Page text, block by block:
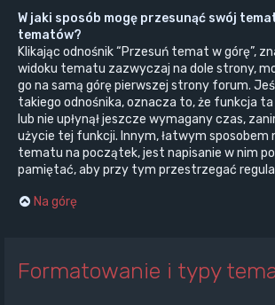
W jaki sposób mogę przesunąć swój
tematów?
Klikając odnośnik “Przesuń temat w górę”,
widoku tematu zazwyczaj na dole strony,
go na samą górę pierwszej strony forum.
takiego odnośnika, oznacza to, że funkcja
lub nie upłynął jeszcze wymagany czas,
użycie tej funkcji. Innym, łatwym sposobem
tematu na początek, jest napisanie w nim
pamiętać, aby przy tym przestrzegać
Na górę
Formatowanie i typy